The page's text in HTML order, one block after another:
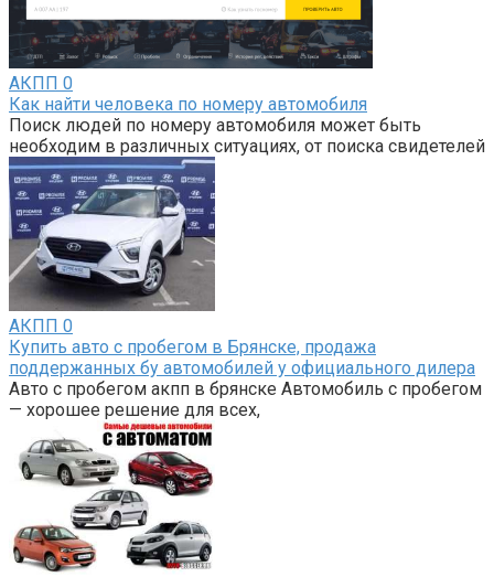
АКПП 0
Как найти человека по номеру автомобиля
Поиск людей по номеру автомобиля может быть
необходим в различных ситуациях, от поиска свидетелей
АКПП 0
Купить авто с пробегом в Брянске, продажа
поддержанных бу автомобилей у официального дилера
Авто с пробегом акпп в брянске Автомобиль с пробегом
— хорошее решение для всех,